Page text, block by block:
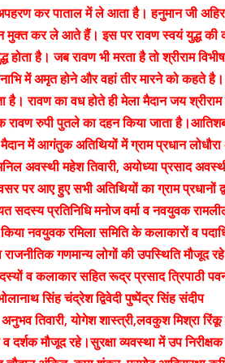
कर पाताल में ले आता है। हनुमान जी
मुक्त कर ले आते हैं। इस पर रावण स्वयं युद्ध की
है। जब रावण भी मरता है तो श्रीराम
में अमृत होने और वहां तीर मारने को कहते
है। रावण का वध होते ही मेला मैदान जय
रुपी पुतले का दहन किया जाता
मैदान में आगंतुक अतिथियों में ग्राम प्रधान
अवस्थी महेश तिवारी, अयोध्या प्रसाद
पर आए हुए सभी अतिथियों का ग्राम प्रधानों
सदस्य प्रतिनिधि मनोज वर्मा व नवयुवक
किया नवयुवक रमिला समिति के कलाकारों व
गणमान्य लोगों की उपस्थिति मौजूद
व कलाकार सहित रूद्र प्रसाद त्रिपाठी पवन
सिंह चंद्रेश द्विवेदी पुष्पेंद्र सिंह संदीप
तिवारी, योगेश शास्त्री,लवकुश मिश्रा रिंकू
दर्शक मौजूद रहे।सुरक्षा व्यवस्था में उप